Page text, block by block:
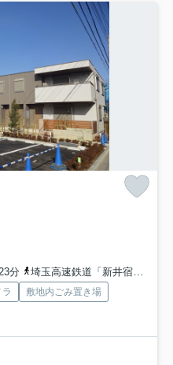
分
埼玉高速鉄道「新井宿」駅 バス5分 国際興業（東浦82）「石神中」 停歩1分
敷地内ごみ置き場